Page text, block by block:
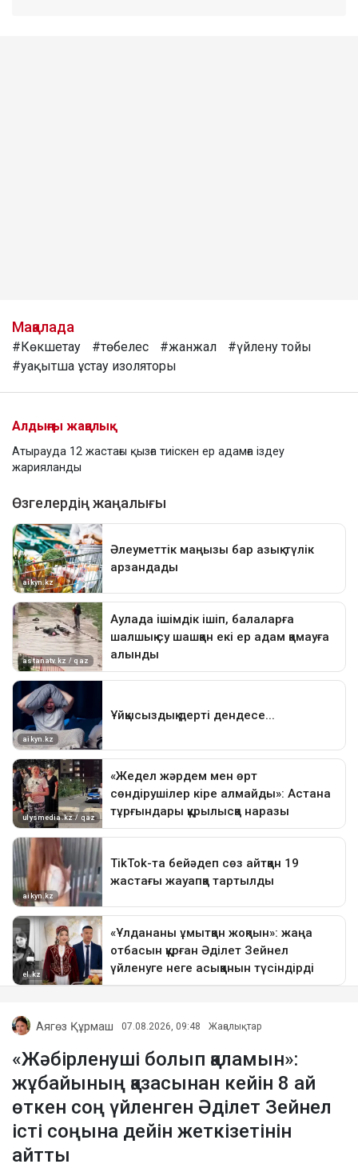
Мақалада
#Көкшетау #төбелес #жанжал
#үйлену тойы
#уақытша ұстау изоляторы
Алдыңғы жаңалық
Атырауда 12 жастағы қызға тиіскен ер адамға іздеу
жарияланды
Аягөз Құрмаш 07.08.2026, 09:48 Жаңалықтар
«Жәбірленуші болып қаламын»:
жұбайының қазасынан кейін 8 ай
өткен соң үйленген Әділет Зейнел
істі соңына дейін жеткізетінін
айтты